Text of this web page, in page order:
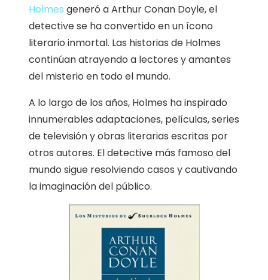
Holmes generó a Arthur Conan Doyle, el
detective se ha convertido en un ícono
literario inmortal. Las historias de Holmes
continúan atrayendo a lectores y amantes
del misterio en todo el mundo.
A lo largo de los años, Holmes ha inspirado
innumerables adaptaciones, películas, series
de televisión y obras literarias escritas por
otros autores. El detective más famoso del
mundo sigue resolviendo casos y cautivando
la imaginación del público.